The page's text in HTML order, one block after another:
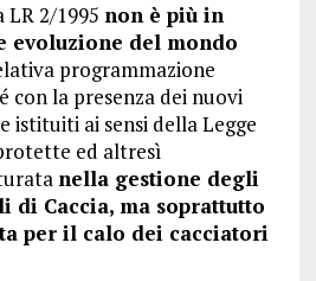
LR 2/1995 non è più in
evoluzione del mondo
programmazione
con la presenza dei nuovi
istituiti ai sensi della Legge
ed altresì
nella gestione degli
Caccia, ma soprattutto
per il calo dei cacciatori